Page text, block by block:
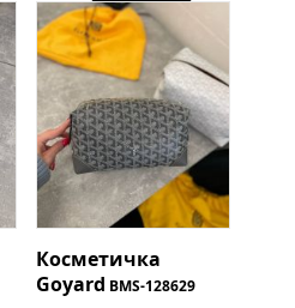
Косметичка
Goyard BMS-128629